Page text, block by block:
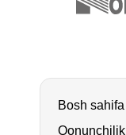
Bosh sahifa
Qonunchilik